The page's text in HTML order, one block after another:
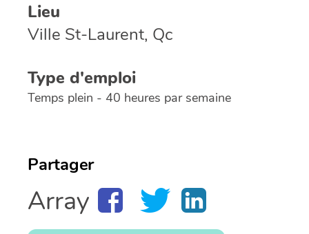
Lieu
Ville St-Laurent, Qc
Type d'emploi
Temps plein - 40 heures par semaine
Partager
Array